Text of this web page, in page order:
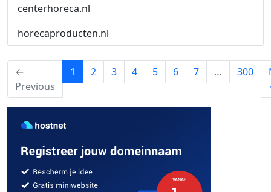
centerhoreca.nl
horecaproducten.nl
←
Previous
1 (current)
2 3 4 5 6 7 … 300